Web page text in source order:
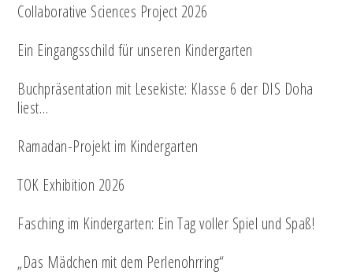
Collaborative Sciences Project 2026
Ein Eingangsschild für unseren Kindergarten
Buchpräsentation mit Lesekiste: Klasse 6 der DIS Doha
liest…
Ramadan-Projekt im Kindergarten
TOK Exhibition 2026
Fasching im Kindergarten: Ein Tag voller Spiel und Spaß!
„Das Mädchen mit dem Perlenohrring“